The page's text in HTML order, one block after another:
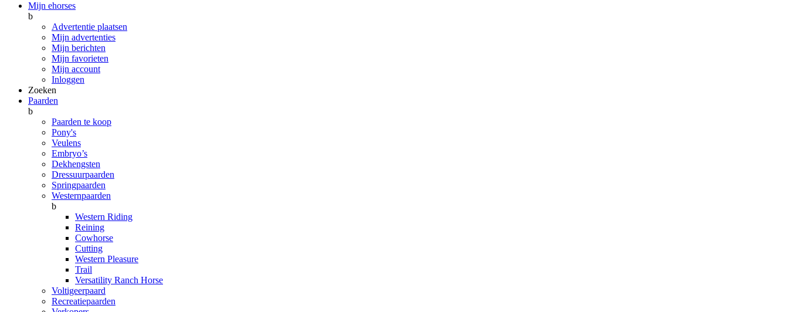
Mijn ehorses
b
Advertentie plaatsen
Mijn advertenties
Mijn berichten
Mijn favorieten
Mijn account
Inloggen
Zoeken
Paarden
b
Paarden te koop
Pony's
Veulens
Embryo’s
Dekhengsten
Dressuurpaarden
Springpaarden
Westernpaarden
b
Western Riding
Reining
Cowhorse
Cutting
Western Pleasure
Trail
Versatility Ranch Horse
Voltigeerpaard
Recreatiepaarden